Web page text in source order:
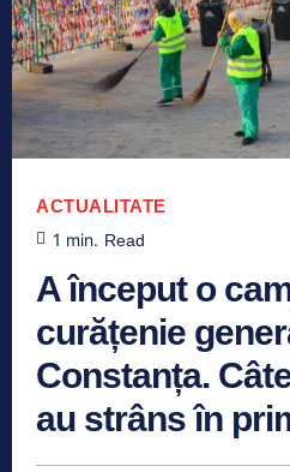
ACTUALITATE
1 min. Read
A început o
curățenie
Constanța.
au strâns în